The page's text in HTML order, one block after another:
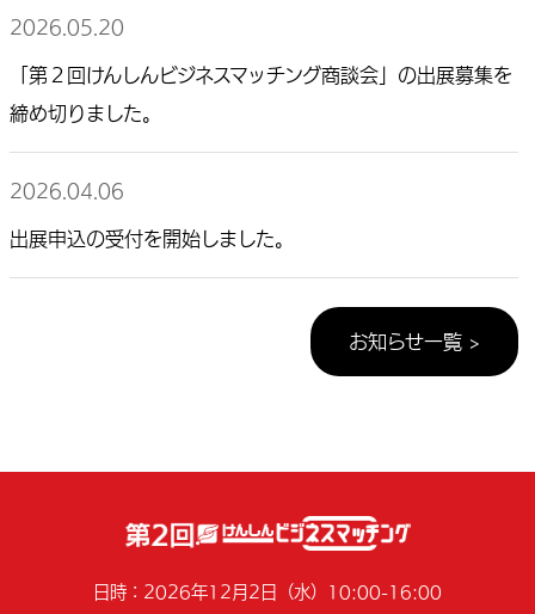
2026.05.20
「第２回けんしんビジネスマッチング商談会」の出展募集を
締め切りました。
2026.04.06
出展申込の受付を開始しました。
お知らせ一覧 >
日時：2026年12月2日（水）10:00-16:00